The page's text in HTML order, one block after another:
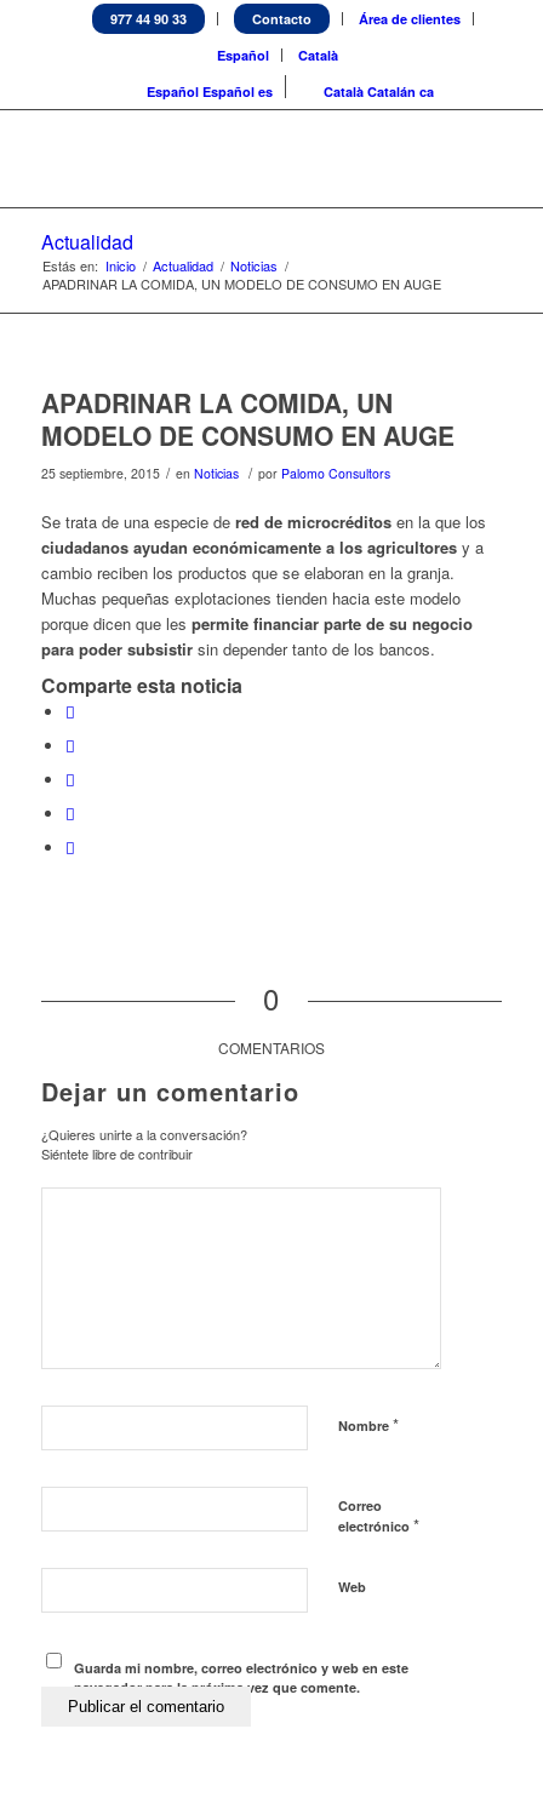
977 44 90 33 Contacto
Área de clientes
Español
Català
Español Español es Català Catalán ca
Actualidad
Estás en: Inicio / Actualidad / Noticias /
APADRINAR LA COMIDA, UN MODELO DE CONSUMO EN AUGE
APADRINAR LA COMIDA, UN
MODELO DE CONSUMO EN AUGE
25 septiembre, 2015 / en Noticias / por Palomo Consultors
Se trata de una especie de red de microcréditosen la que los
ciudadanos ayudan económicamente a los agricultoresy a
cambio reciben los productos que se elaboran en la granja.
Muchas pequeñas explotaciones tienden hacia este modelo
porque dicen que les permite financiar parte de su negocio
para poder subsistirsin depender tanto de los bancos.
Comparte esta noticia
0
COMENTARIOS
Dejar un comentario
¿Quieres unirte a la conversación?
Siéntete libre de contribuir
Nombre *
Correo
electrónico *
Web
Guarda mi nombre, correo electrónico y web en este
navegador para la próxima vez que comente.